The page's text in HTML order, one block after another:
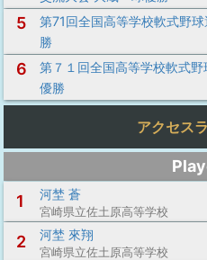
5
第71回全国高等学校軟式野
勝
6
第７１回全国高等学校軟式
優勝
アクセス
1
河埜 蒼
宮崎県立佐土原高等学校
2 河埜 來翔
宮崎県立佐土原高等学校